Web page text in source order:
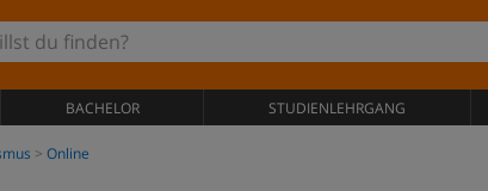
BACHELOR STUDIENLEHRGANG
Online